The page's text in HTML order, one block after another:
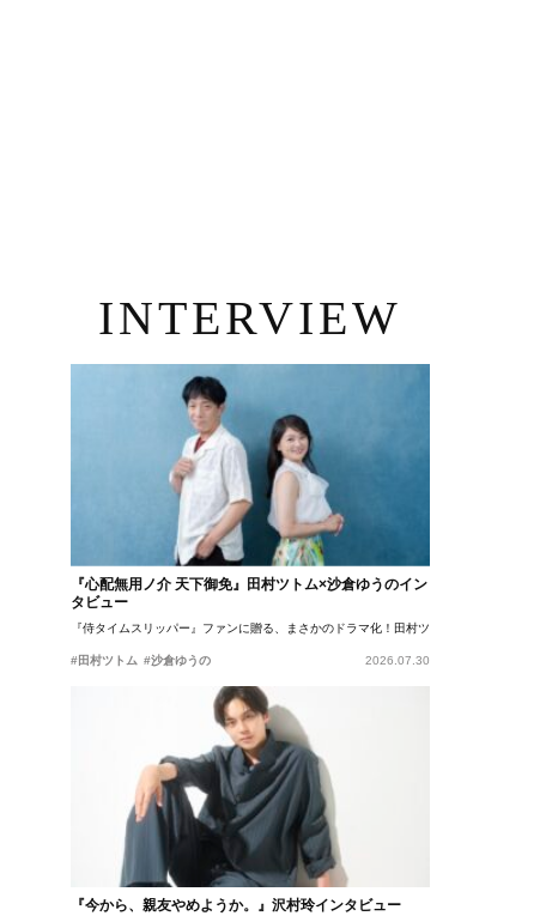
INTERVIEW
『心配無用ノ介 天下御免』田村ツトム×沙倉ゆうのイン
タビュー
『侍タイムスリッパー』ファンに贈る、まさかのドラマ化！田村ツトム×沙倉ゆうのが語
#田村ツトム #沙倉ゆうの 2026.07.30
『今から、親友やめようか。』沢村玲インタビュー